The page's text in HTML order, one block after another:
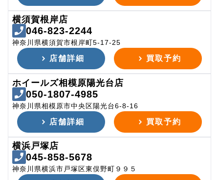
横須賀根岸店
046-823-2244
神奈川県横須賀市根岸町5-17-25
店舗詳細 買取予約
ホイールズ相模原陽光台店
050-1807-4985
神奈川県相模原市中央区陽光台6-8-16
店舗詳細 買取予約
横浜戸塚店
045-858-5678
神奈川県横浜市戸塚区東俣野町９９５